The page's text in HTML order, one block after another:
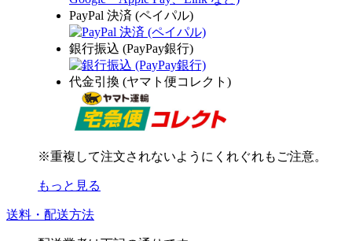
PayPal 決済 (ペイパル)
銀行振込 (PayPay銀行)
代金引換 (ヤマト便コレクト)
※重複して注文されないようにくれぐれもご注意。
もっと見る
送料・配送方法